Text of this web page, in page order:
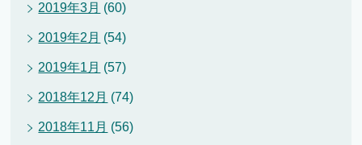
2019年3月 (60)
2019年2月 (54)
2019年1月 (57)
2018年12月 (74)
2018年11月 (56)